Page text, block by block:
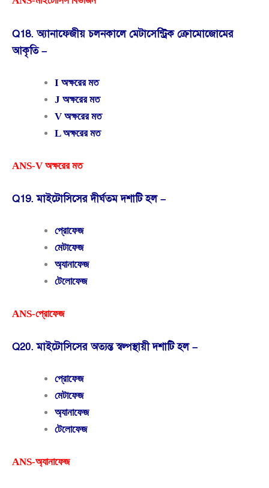
Q18. অ্যানাফেজীয় চলনকালে মেটাসেন্ট্রিক ক্রোমোজোমের
আকৃতি –
I অক্ষরের মত
J অক্ষরের মত
V অক্ষরের মত
L অক্ষরের মত
ANS-V অক্ষরের মত
Q19. মাইটোসিসের দীর্ঘতম দশাটি হল –
প্রোফেজ
মেটাফেজ
অ্যানাফেজ
টেলোফেজ
ANS-প্রোফেজ
Q20. মাইটোসিসের অত্যন্ত স্বল্পস্থায়ী দশাটি হল –
প্রোফেজ
মেটাফেজ
অ্যানাফেজ
টেলোফেজ
ANS-অ্যানাফেজ